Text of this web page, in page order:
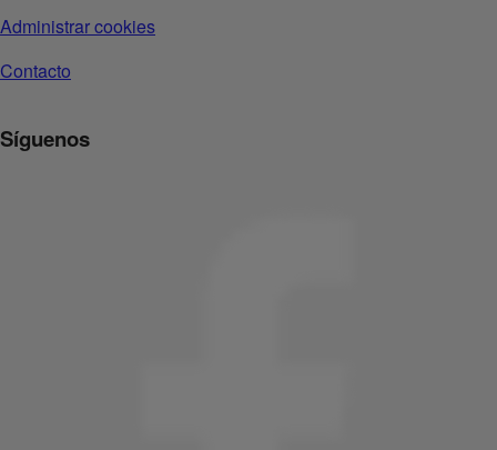
Administrar cookies
Contacto
Síguenos